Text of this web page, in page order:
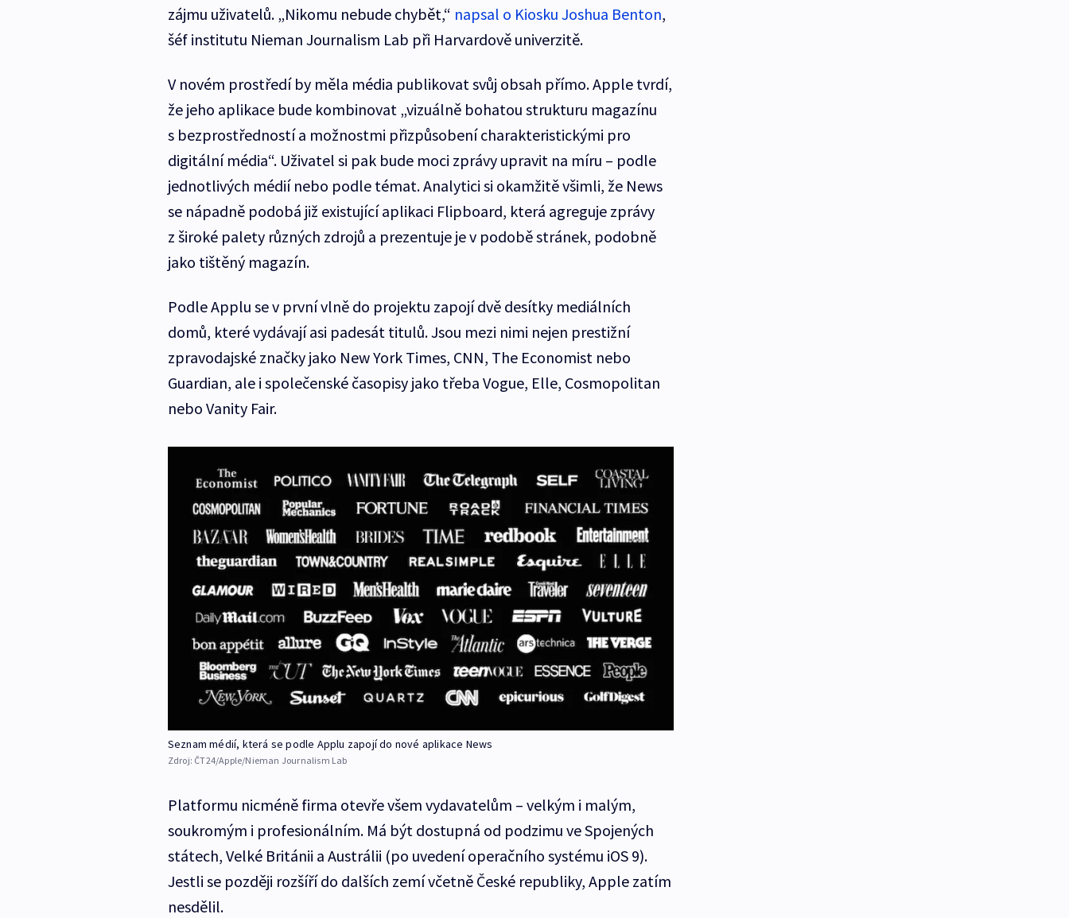
zájmu uživatelů. „Nikomu nebude chybět,“ napsal o Kiosku Joshua Benton,
šéf institutu Nieman Journalism Lab při Harvardově univerzitě.
V novém prostředí by měla média publikovat svůj obsah přímo. Apple tvrdí,
že jeho aplikace bude kombinovat „vizuálně bohatou strukturu magazínu
s bezprostředností a možnostmi přizpůsobení charakteristickými pro
digitální média“. Uživatel si pak bude moci zprávy upravit na míru – podle
jednotlivých médií nebo podle témat. Analytici si okamžitě všimli, že News
se nápadně podobá již existující aplikaci Flipboard, která agreguje zprávy
z široké palety různých zdrojů a prezentuje je v podobě stránek, podobně
jako tištěný magazín.
Podle Applu se v první vlně do projektu zapojí dvě desítky mediálních
domů, které vydávají asi padesát titulů. Jsou mezi nimi nejen prestižní
zpravodajské značky jako New York Times, CNN, The Economist nebo
Guardian, ale i společenské časopisy jako třeba Vogue, Elle, Cosmopolitan
nebo Vanity Fair.
Seznam médií, která se podle Applu zapojí do nové aplikace News
Zdroj: ČT24/Apple/Nieman Journalism Lab
Platformu nicméně firma otevře všem vydavatelům – velkým i malým,
soukromým i profesionálním. Má být dostupná od podzimu ve Spojených
státech, Velké Británii a Austrálii (po uvedení operačního systému iOS 9).
Jestli se později rozšíří do dalších zemí včetně České republiky, Apple zatím
nesdělil.